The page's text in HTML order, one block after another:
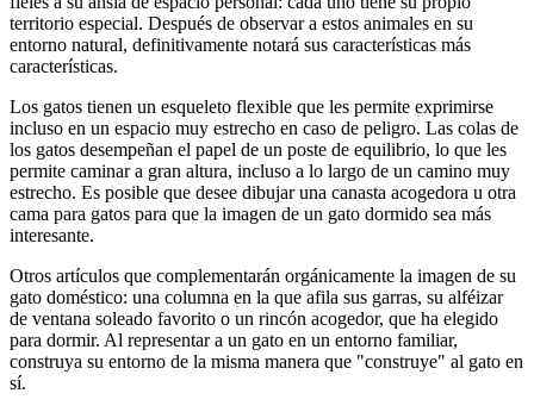
territorio especial. Después de observar a estos animales en su
entorno natural, definitivamente notará sus características más
características.
Los gatos tienen un esqueleto flexible que les permite exprimirse
incluso en un espacio muy estrecho en caso de peligro. Las colas de
los gatos desempeñan el papel de un poste de equilibrio, lo que les
permite caminar a gran altura, incluso a lo largo de un camino muy
estrecho. Es posible que desee dibujar una canasta acogedora u otra
cama para gatos para que la imagen de un gato dormido sea más
interesante.
Otros artículos que complementarán orgánicamente la imagen de su
gato doméstico: una columna en la que afila sus garras, su alféizar
de ventana soleado favorito o un rincón acogedor, que ha elegido
para dormir. Al representar a un gato en un entorno familiar,
construya su entorno de la misma manera que "construye" al gato en
sí.